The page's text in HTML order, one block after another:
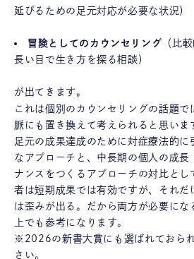
延びるための足元対応が必要な状況）
冒険としてのカウンセリング （比
長い目で生き方を探る相談）
が出てきます。
これは個別のカウンセリングの話題で
脈にも置き換えて考えられると思いま
足元の成果達成のために対症療法的に
なアプローチと、中長期の個人の成長
ナンスをつくるアプローチの対比とし
者は短期成果では有効ですが、それだ
は歪みが出る。だから両方が必要にな
上でも参考になります。
※2026の新書大賞にも選ばれておら
さい。